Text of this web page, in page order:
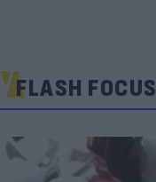
FLASH FOCUS